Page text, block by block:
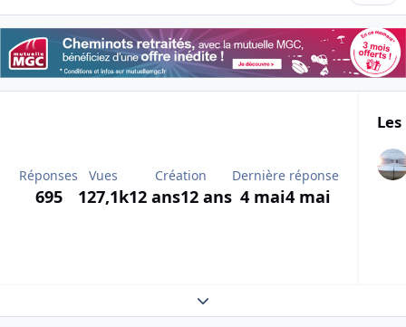
Réponses
695
Vues
127,1k
Création
12 ans12 ans
Dernière réponse
4 mai4 mai
Expand topic overview